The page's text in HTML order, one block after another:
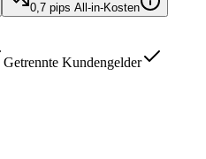
0,7 pips All-in-Kosten
Getrennte Kundengelder